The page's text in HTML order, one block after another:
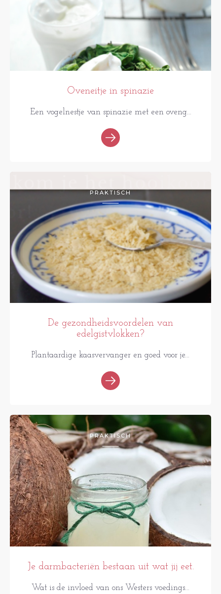
Oveneitje in spinazie
Een vogelnestje van spinazie met een oveng...
PRAKTISCH
De gezondheidsvoordelen van
edelgistvlokken?
Plantaardige kaasvervanger en goed voor je...
PRAKTISCH
Je darmbacteriën bestaan uit wat jij eet.
Wat is de invloed van ons Westers voedings...